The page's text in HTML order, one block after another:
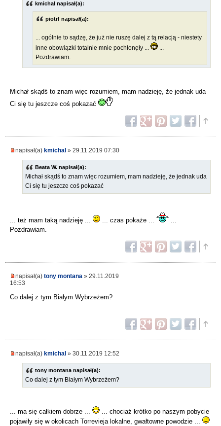
kmichal napisał(a):
piotrf napisał(a):
... ogólnie to sądzę, że już nie ruszę dalej z tą relacją - niestety
inne obowiązki totalnie mnie pochłonęły ...
...
Pozdrawiam.
Michał skądś to znam więc rozumiem, mam nadzieję, że jednak uda
Ci się tu jeszcze coś pokazać
napisał(a) kmichal » 29.11.2019 07:30
Beata W. napisał(a):
Michał skądś to znam więc rozumiem, mam nadzieję, że jednak uda
Ci się tu jeszcze coś pokazać
... też mam taką nadzieję ... ... czas pokaże ...
...
Pozdrawiam.
napisał(a) tony montana » 29.11.2019
16:53
Co dalej z tym Białym Wybrzeżem?
napisał(a) kmichal » 30.11.2019 12:52
tony montana napisał(a):
Co dalej z tym Białym Wybrzeżem?
... ma się całkiem dobrze ...
... chociaż krótko po naszym pobycie
pojawiły się w okolicach Torrevieja lokalne, gwałtowne powodzie ...